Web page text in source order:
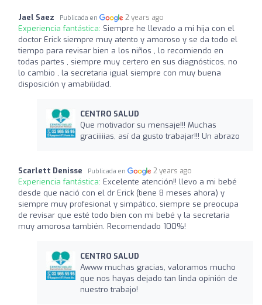
Jael Saez Publicada en 2 years ago
Experiencia fantástica: Siempre he llevado a mi hija con el
doctor Erick siempre muy atento y amoroso y se da todo el
tiempo para revisar bien a los niños , lo recomiendo en
todas partes , siempre muy certero en sus diagnósticos, no
lo cambio , la secretaria igual siempre con muy buena
disposición y amabilidad.
CENTRO SALUD
Que motivador su mensaje!!! Muchas
graciiiiias, así da gusto trabajar!!! Un abrazo
Scarlett Denisse Publicada en 2 years ago
Experiencia fantástica: Excelente atención!! llevo a mi bebé
desde que nació con el dr Erick (tiene 8 meses ahora) y
siempre muy profesional y simpático, siempre se preocupa
de revisar que esté todo bien con mi bebé y la secretaria
muy amorosa también. Recomendado 100%!
CENTRO SALUD
Awww muchas gracias, valoramos mucho
que nos hayas dejado tan linda opinión de
nuestro trabajo!